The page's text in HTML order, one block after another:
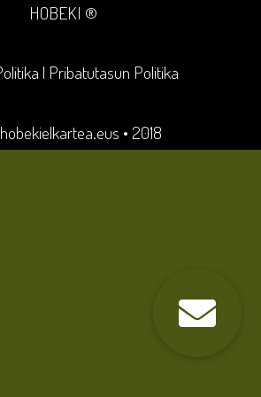
HOBEKI ®
| Pribatutasun Politika
• 2018